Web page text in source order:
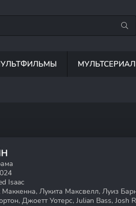
Isaac
Лукита Максвелл, Луиз
Джоетт Уотерс, Julian Bass, Josh